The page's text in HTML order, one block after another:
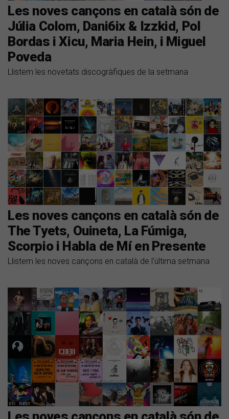
Les noves cançons en català són de
Júlia Colom, Dani6ix & Izzkid, Pol
Bordas i Xicu, Maria Hein, i Miguel
Poveda
Llistem les novetats discogràfiques de la setmana
Les noves cançons en català són de
The Tyets, Ouineta, La Fúmiga,
Scorpio i Habla de Mí en Presente
Llistem les noves cançons en català de l'última setmana